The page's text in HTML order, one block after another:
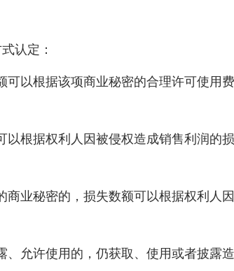
认定：
以根据该项商业秘密的合理许可使用
根据权利人因被侵权造成销售利润的
业秘密的，损失数额可以根据权利人
允许使用的，仍获取、使用或者披露